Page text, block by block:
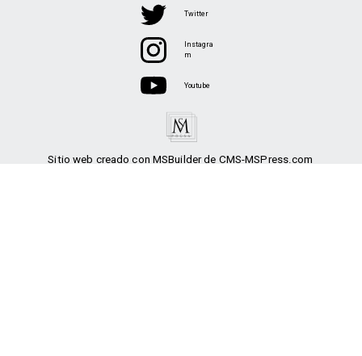
Sitio web creado con MSBuilder de CMS-MSPress.com
Twitter
Instagra
m
Youtube